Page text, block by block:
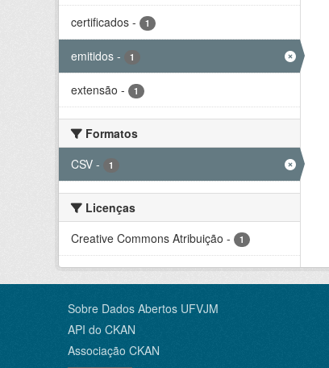
certificados - 1
emitidos - 1
extensão - 1
Formatos
CSV - 1
Licenças
Creative Commons Atribuição - 1
Sobre Dados Abertos UFVJM
API do CKAN
Associação CKAN